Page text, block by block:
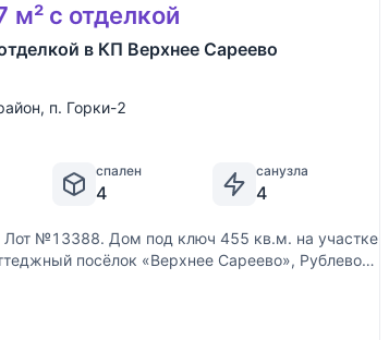
с отделкой
в КП Верхнее Сареево
, п. Горки-2
спален
4
санузла
4
Лот №13388. Дом под ключ 455 кв.м. на участке
посёлок «Верхнее Сареево», Рублево-
в камерном посёлке “Верхнее